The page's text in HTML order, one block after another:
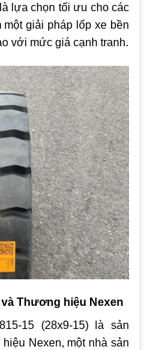
lựa chọn tối ưu cho các
giải pháp lốp xe bền
với mức giá cạnh tranh.
Thương hiệu Nexen
15 (28x9-15) là sản
Nexen, một nhà sản